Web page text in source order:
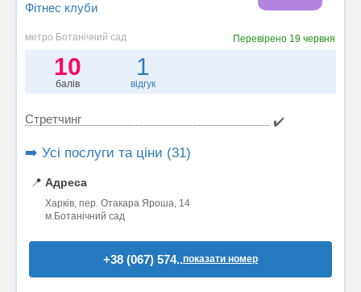
Фітнес клуби
метро Ботанічний сад Перевірено 19 червня
10
балів
1
відгук
Стретчинг ✔️
➡️ Усі послуги та ціни (31)
📍 Адреса
Харків, пер. Отакара Яроша, 14
м.Ботанічний сад
+38 (067) 574..показати номер